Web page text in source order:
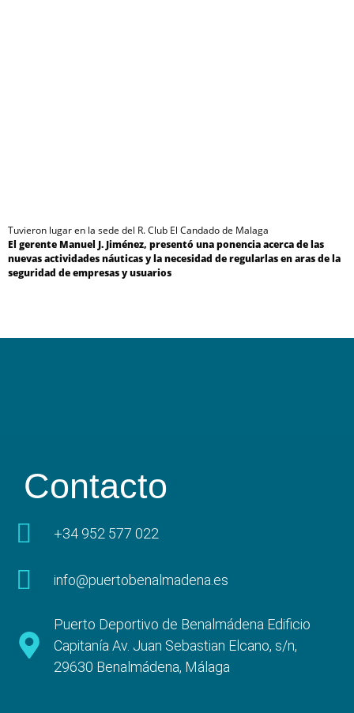
Tuvieron lugar en la sede del R. Club El Candado de Malaga
El gerente Manuel J. Jiménez, presentó una ponencia acerca de las
nuevas actividades náuticas y la necesidad de regularlas en aras de la
seguridad de empresas y usuarios
Contacto
+34 952 577 022
info@puertobenalmadena.es
Puerto Deportivo de Benalmádena Edificio
Capitanía Av. Juan Sebastian Elcano, s/n,
29630 Benalmádena, Málaga